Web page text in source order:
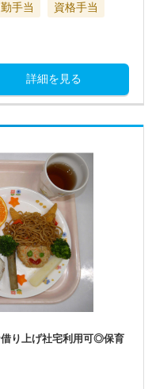
手当
資格手当
詳細を見る
り上げ社宅利用可◎保育